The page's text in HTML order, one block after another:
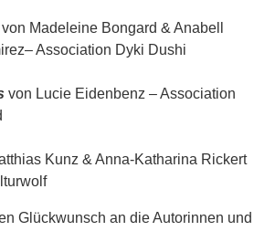
von Madeleine Bongard & Anabell
Association Dyki Dushi
von Lucie Eidenbenz – Association
Kunz & Anna-Katharina Rickert
Glückwunsch an die Autorinnen und